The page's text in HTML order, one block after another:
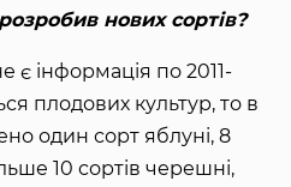
нових сортів?
є інформація по 2011-
плодових культур, то в
один сорт яблуні, 8
10 сортів черешні,